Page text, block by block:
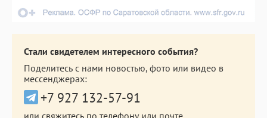
Стали свидетелем интересного события?
Поделитесь с нами новостью, фото или видео в
мессенджерах:
+7 927 132-57-91
или свяжитесь по телефону или почте